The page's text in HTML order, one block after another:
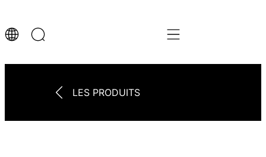
LES PRODUITS